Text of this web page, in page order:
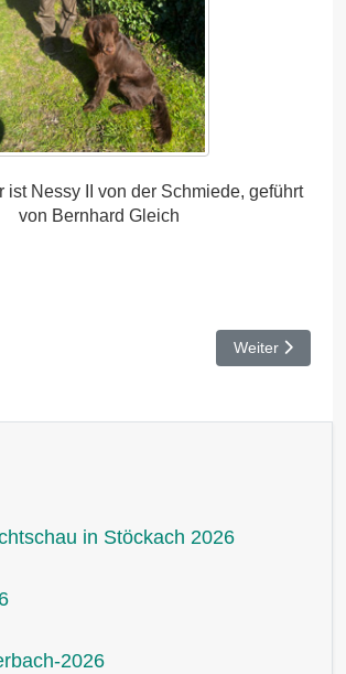
ist Nessy II von der Schmiede, geführt
von Bernhard Gleich
VJP Werneck 2026 Nächster
Weiter
in Stöckach 2026
2026